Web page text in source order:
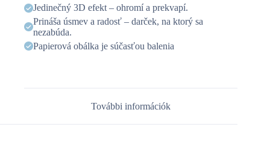
mennyiségJedinečný 3D efekt – ohromí a prekvapí.
Prináša úsmev a radosť – darček, na ktorý sa
nezabúda.
Papierová obálka je súčasťou balenia
További információk